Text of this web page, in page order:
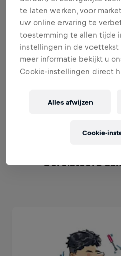
Uitvouwen
WORD EEN MERK &
AMBASSADEUR
PERFECTE
Gerelateerd
te laten werken, voor
uw online ervaring te
toestemming te allen tijde
instellingen in de voettekst
meer informatie bekijkt u
Cookie-instellingen direct
Alles afwijzen
Cookie-